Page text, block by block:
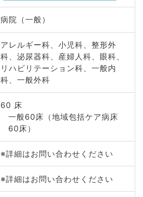
病院（一般）
アレルギー科、小児科、整形外
科、泌尿器科、産婦人科、眼科、
リハビリテーション科、一般内
科、一般外科
60 床
一般60床（地域包括ケア病床
60床）
※詳細はお問い合わせください
※詳細はお問い合わせください